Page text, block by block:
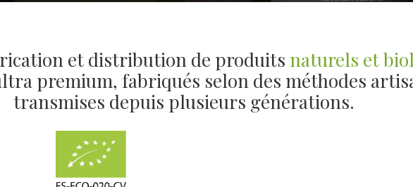
et distribution de produits naturels et
premium, fabriqués selon des méthodes
transmises depuis plusieurs générations.